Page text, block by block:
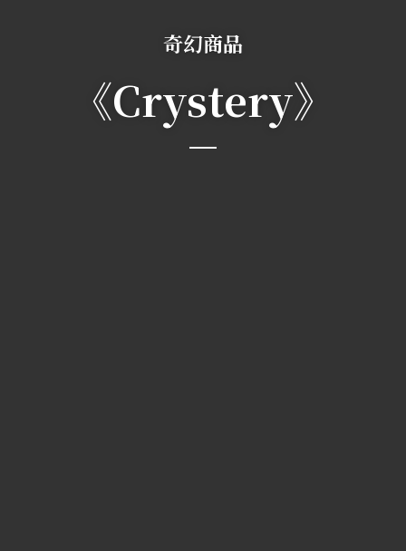
奇幻商品
《Crystery》